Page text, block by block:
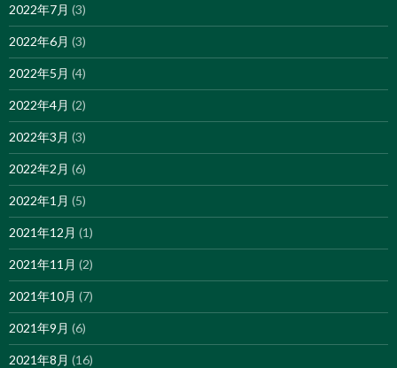
2022年7月 (3)
2022年6月 (3)
2022年5月 (4)
2022年4月 (2)
2022年3月 (3)
2022年2月 (6)
2022年1月 (5)
2021年12月 (1)
2021年11月 (2)
2021年10月 (7)
2021年9月 (6)
2021年8月 (16)